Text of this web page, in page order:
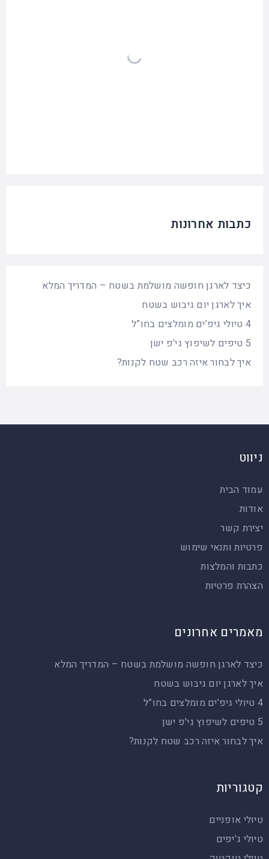
כתבות אחרונות
כיצד לארגן חופשה מושלמת בשטח – המדריך המלא
איך לארגן יום גיבוש בשטח
4 טיולי גיפ’ים מומלצים בחו”ל
5 טיפים לשיפוץ גי’פ ישן
איך לבחור איזה רכב שטח לקנות?
ניווט
עמוד הבית
אודות
יצירת קשר
פרטיות ותנאי שימוש
כתבות והמלצות
הצהרת פרטיות
מאמרים אחרונים
כיצד לארגן חופשה מושלמת בשטח – המדריך המלא
איך לארגן יום גיבוש בשטח
4 טיולי גיפ’ים מומלצים בחו”ל
5 טיפים לשיפוץ גי’פ ישן
איך לבחור איזה רכב שטח לקנות?
קטגוריות
טיולי אופניים
טיולי ג’יפים